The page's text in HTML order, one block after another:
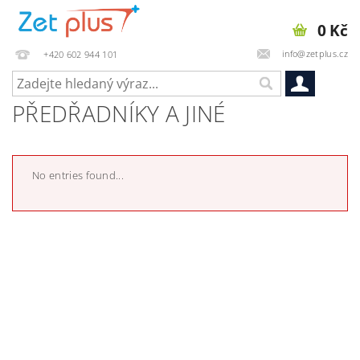
+420 602 944 101 info@zetplus.cz
0 Kč
PŘEDŘADNÍKY A JINÉ
No entries found...